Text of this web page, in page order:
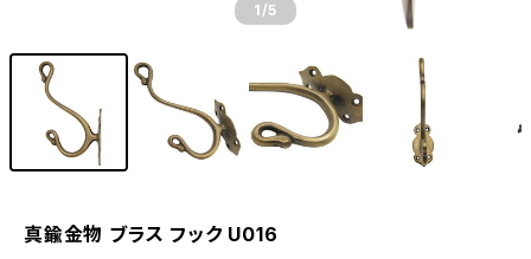
1 /5
真鍮金物 ブラス フック U016